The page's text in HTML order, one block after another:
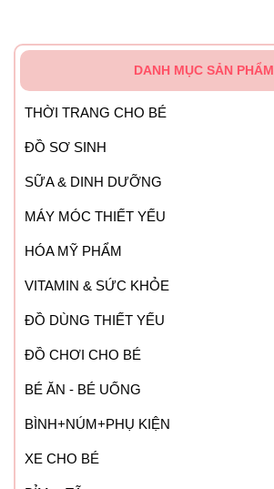
DANH MỤC SẢN PHẨM
THỜI TRANG CHO BÉ
ĐỒ SƠ SINH
SỮA & DINH DƯỠNG
MÁY MÓC THIẾT YẾU
HÓA MỸ PHẨM
VITAMIN & SỨC KHỎE
ĐỒ DÙNG THIẾT YẾU
ĐỒ CHƠI CHO BÉ
BÉ ĂN - BÉ UỐNG
BÌNH+NÚM+PHỤ KIỆN
XE CHO BÉ